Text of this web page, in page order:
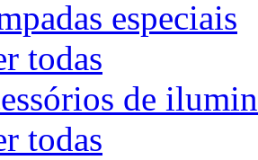
especiais
todas
de
todas